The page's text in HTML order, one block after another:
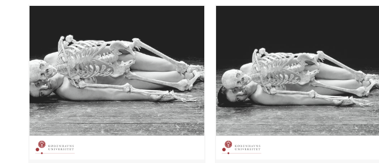
Cisternerne 14. marts.
Seven Deaths i marts 2026.